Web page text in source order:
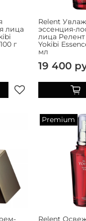
лица
г
Relent
эссенция-
лица
Yokibi
мл
19 400
Premium
Relent